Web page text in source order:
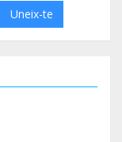
Uneix-te